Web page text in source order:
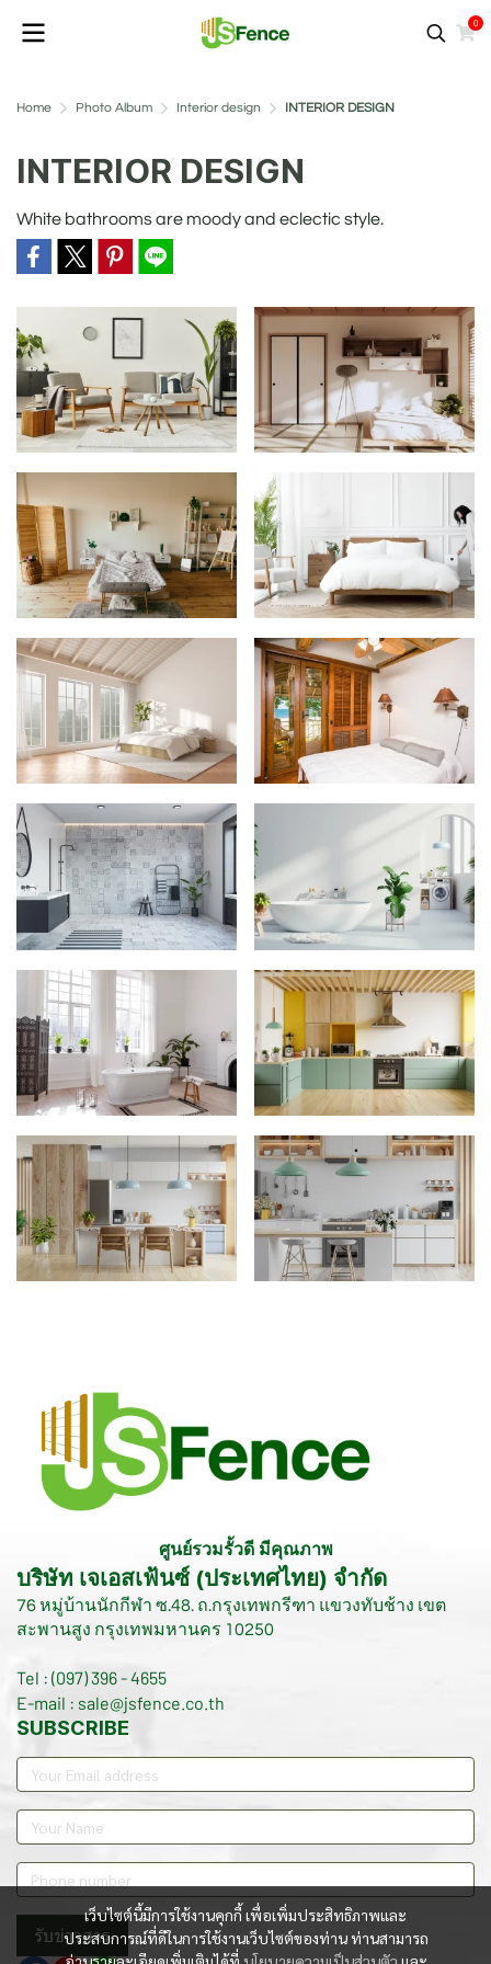
0
Home Photo Album Interior design INTERIOR DESIGN
INTERIOR DESIGN
White bathrooms are moody and eclectic style.
เว็บไซต์นี้มีการใช้งานคุกกี้ เพื่อเพิ่มประสิทธิภาพและ
ประสบการณ์ที่ดีในการใช้งานเว็บไซต์ของท่าน ท่านสามารถ
ศูนย์รวมรั้วดี มีคุณภาพ
บริษัท เจเอสเฟ้นซ์ (ประเทศไทย) จำกัด
76 หมู่บ้านนักกีฬา ซ.48. ถ.กรุงเทพกรีฑา แขวงทับช้าง เขต
สะพานสูง กรุงเทพมหานคร 10250
Tel : (097) 396 - 4655
E-mail : sale@jsfence.co.th
SUBSCRIBE
รับข่าวสาร